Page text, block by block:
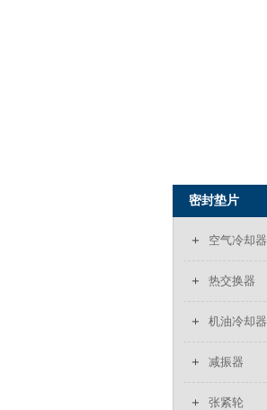
密封垫片
空气冷却器
热交换器
机油冷却器
减振器
张紧轮